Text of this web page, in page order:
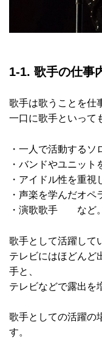
1-1. 歌手の仕事
歌手は歌うことを仕
一口に歌手といって
・一人で活動するソ
・バンドやユニッ
・アイドル性を重視
・声楽を学んだオペ
・演歌歌手 など
歌手として活躍して
テレビにはほどんど
手と、
テレビなどで露出を
歌手としての活躍の
す。